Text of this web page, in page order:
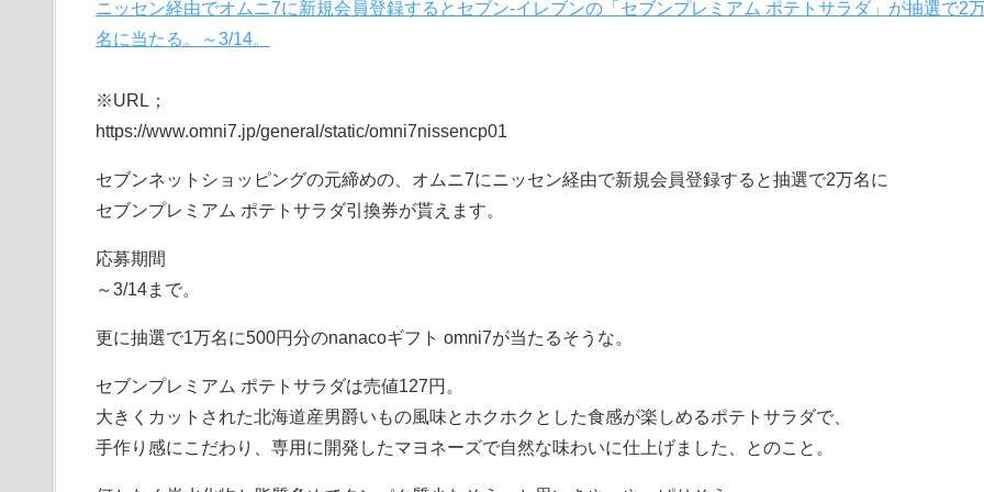
ニッセン経由でオムニ7に新規会員登録するとセブン‐イレブンの「セブンプレミアム ポテトサラダ」が抽選で2
名に当たる。～3/14。
※URL；
https://www.omni7.jp/general/static/omni7nissencp01
セブンネットショッピングの元締めの、オムニ7にニッセン経由で新規会員登録すると抽選で2万名に
セブンプレミアム ポテトサラダ引換券が貰えます。
応募期間
～3/14まで。
更に抽選で1万名に500円分のnanacoギフト omni7が当たるそうな。
セブンプレミアム ポテトサラダは売値127円。
大きくカットされた北海道産男爵いもの風味とホクホクとした食感が楽しめるポテトサラダで、
手作り感にこだわり、専用に開発したマヨネーズで自然な味わいに仕上げました、とのこと。